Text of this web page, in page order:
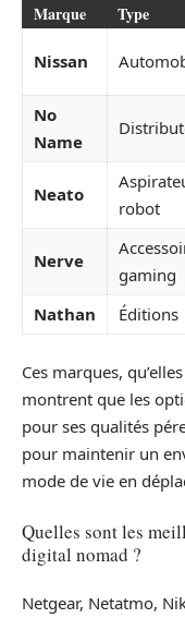
Marque Type
Nissan
No
Name
Neato
robot
Nerve
gaming
Nathan
Éditions
Ces marques,
montrent que les
pour ses qualités
pour maintenir un
mode de vie en
Quelles sont les
digital nomad ?
Netgear, Netatmo,